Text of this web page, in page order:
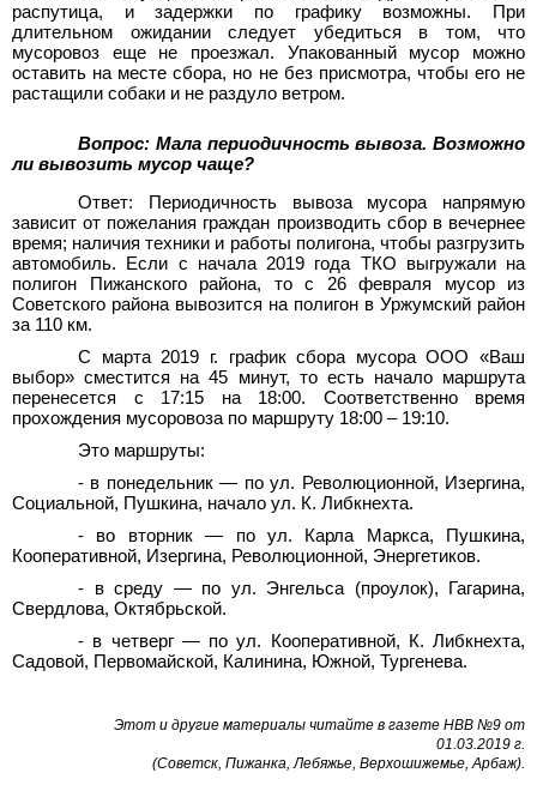
распутица, и задержки по графику возможны. При
длительном ожидании следует убедиться в том, что
мусоровоз еще не проезжал. Упакованный мусор можно
оставить на месте сбора, но не без присмотра, чтобы его не
растащили собаки и не раздуло ветром.
Вопрос: Мала периодичность вывоза. Возможно
ли вывозить мусор чаще?
Ответ: Периодичность вывоза мусора напрямую
зависит от пожелания граждан производить сбор в вечернее
время; наличия техники и работы полигона, чтобы разгрузить
автомобиль. Если с начала 2019 года ТКО выгружали на
полигон Пижанского района, то с 26 февраля мусор из
Советского района вывозится на полигон в Уржумский район
за 110 км.
С марта 2019 г. график сбора мусора ООО «Ваш
выбор» сместится на 45 минут, то есть начало маршрута
перенесется с 17:15 на 18:00. Соответственно время
прохождения мусоровоза по маршруту 18:00 – 19:10.
Это маршруты:
- в понедельник — по ул. Революционной, Изергина,
Социальной, Пушкина, начало ул. К. Либкнехта.
- во вторник — по ул. Карла Маркса, Пушкина,
Кооперативной, Изергина, Революционной, Энергетиков.
- в среду — по ул. Энгельса (проулок), Гагарина,
Свердлова, Октябрьской.
- в четверг — по ул. Кооперативной, К. Либкнехта,
Садовой, Первомайской, Калинина, Южной, Тургенева.
Этот и другие материалы читайте в газете НВВ №9 от
01.03.2019 г.
(Советск, Пижанка, Лебяжье, Верхошижемье, Арбаж).